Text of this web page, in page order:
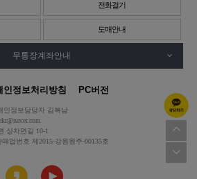
전화걸기
도매안내
무통장계좌안내
인정보처리방침 PC버전
인정보담당자 김복남
상차면길 10-1
업번호 제2015-강원원주-00135호